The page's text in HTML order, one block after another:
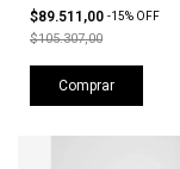
$89.511,00 -15% OFF
$105.307,00
Comprar